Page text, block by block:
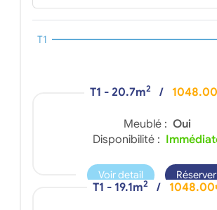
T1
T1 - 20.7m2 /
Meublé : Oui
Disponibilité :
Voir detail Réserver
T1 - 19.1m2 /